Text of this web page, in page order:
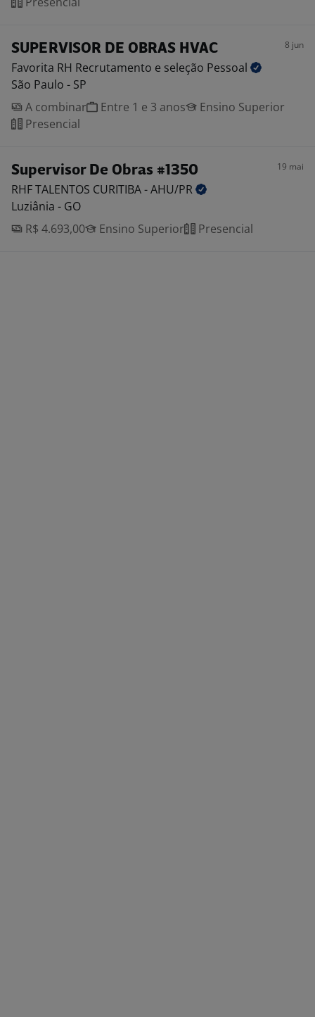
SUPERVISOR DE OBRAS HVAC 8 jun
Favorita RH Recrutamento e seleção Pessoal
São Paulo - SP
A combinar
Entre 1 e 3 anos
Ensino Superior
Presencial
Supervisor De Obras #1350 19 mai
RHF TALENTOS CURITIBA -AHU/PR
Luziânia - GO
R$ 4.693,00
Ensino Superior Presencial